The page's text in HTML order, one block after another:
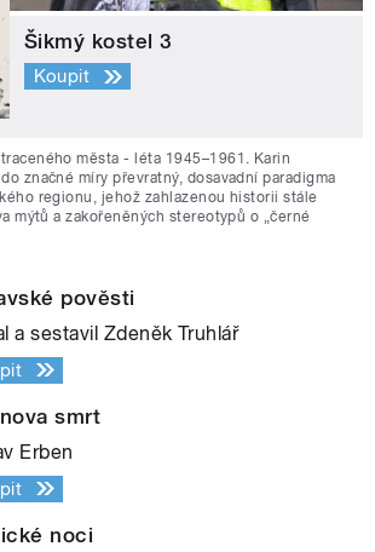
Šikmý kostel 3
Koupit
města - léta 1945–1961. Karin
značné míry převratný, dosavadní paradigma
regionu, jehož zahlazenou historii stále
mýtů a zakořeněných stereotypů o „černé
pověsti
a sestavil Zdeněk Truhlář
smrt
Erben
noci